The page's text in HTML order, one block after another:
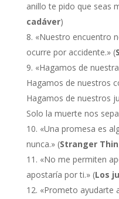
anillo te pido que seas
cadáver)
«Nuestro encuentro
ocurre por accidente.» (
«Hagamos de
Hagamos de nuestros
Hagamos de nuestros
Solo la muerte nos
«Una promesa es
nunca.» (Stranger
«No me permiten
apostaría por ti.» (Los
«Prometo ayudarte